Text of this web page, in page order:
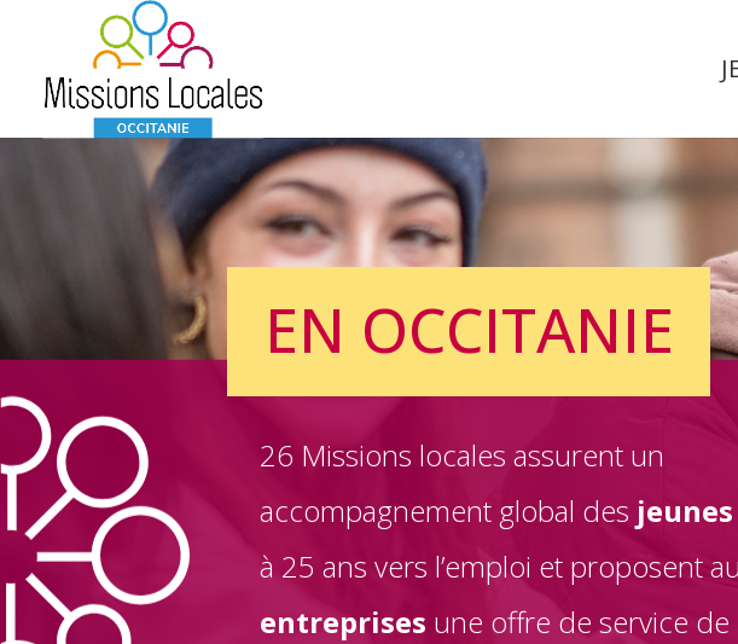
EN OCCITANIE
26 Missions locales assurent un
accompagnement global des jeunes
à 25 ans vers l’emploi et proposent
entreprises une offre de service de